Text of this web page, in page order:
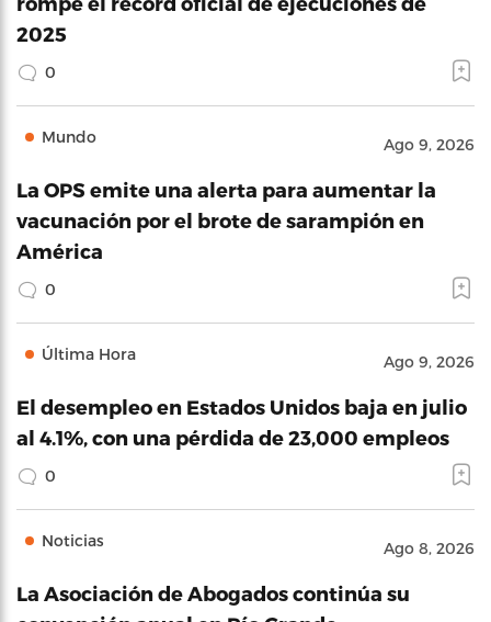
2025
0
Mundo Ago 9, 2026
La OPS emite una alerta para aumentar la
vacunación por el brote de sarampión en
América
0
Última Hora Ago 9, 2026
El desempleo en Estados Unidos baja en julio
al 4.1%, con una pérdida de 23,000 empleos
0
Noticias Ago 8, 2026
La Asociación de Abogados continúa su